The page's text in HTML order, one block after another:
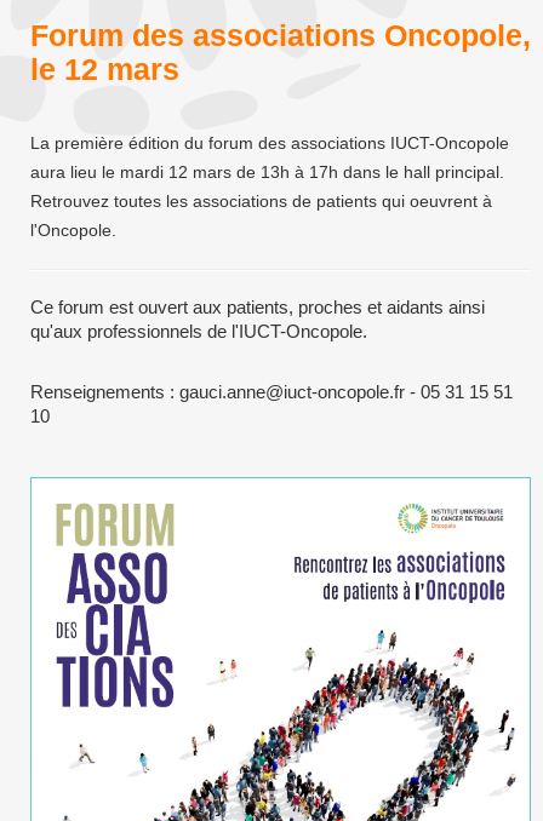
Forum des associations Oncopole,
le 12 mars
La première édition du forum des associations IUCT-Oncopole
aura lieu le mardi 12 mars de 13h à 17h dans le hall principal.
Retrouvez toutes les associations de patients qui oeuvrent à
l'Oncopole.
Ce forum est ouvert aux patients, proches et aidants ainsi
qu'aux professionnels de l'IUCT-Oncopole.
Renseignements : gauci.anne@iuct-oncopole.fr - 05 31 15 51
10